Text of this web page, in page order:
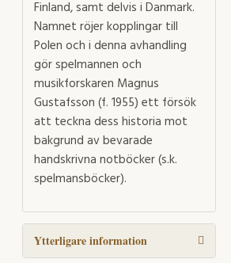
Finland, samt delvis i Danmark.
Namnet röjer kopplingar till
Polen och i denna avhandling
gör spelmannen och
musikforskaren Magnus
Gustafsson (f. 1955) ett försök
att teckna dess historia mot
bakgrund av bevarade
handskrivna notböcker (s.k.
spelmansböcker).
Ytterligare information